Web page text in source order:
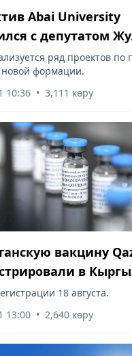
Abai University
с депутатом
ряд проектов по
новой формации.
10:36 • 3,111 көру
вакцину
в
18 августа.
13:00 • 2,640 көру